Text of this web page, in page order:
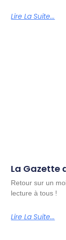
Lire La Suite...
La Gazette
Retour sur un
lecture à tous !
Lire La Suite...